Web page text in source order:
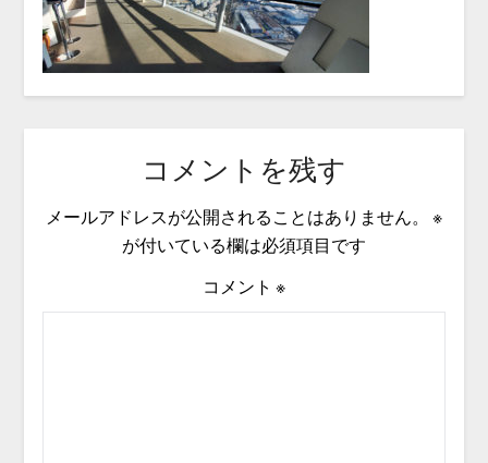
コメントを残す
メールアドレスが公開されることはありません。
※
が付いている欄は必須項目です
コメント ※